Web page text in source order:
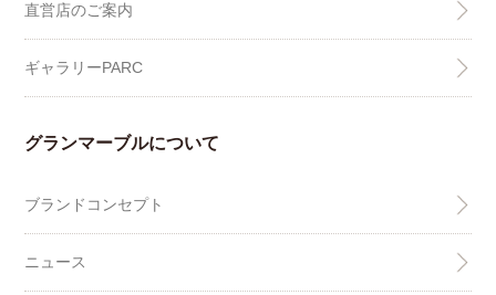
直営店のご案内
ギャラリーPARC
グランマーブルについて
ブランドコンセプト
ニュース